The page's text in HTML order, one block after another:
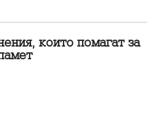
които помагат за